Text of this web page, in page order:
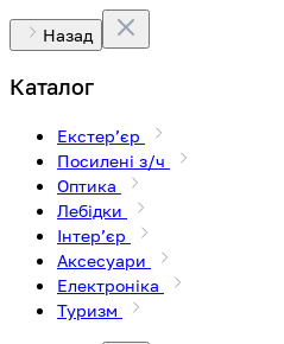
Назад
Каталог
Екстерʼєр
Посилені з/ч
Оптика
Лебідки
Інтерʼєр
Аксесуари
Електроніка
Туризм